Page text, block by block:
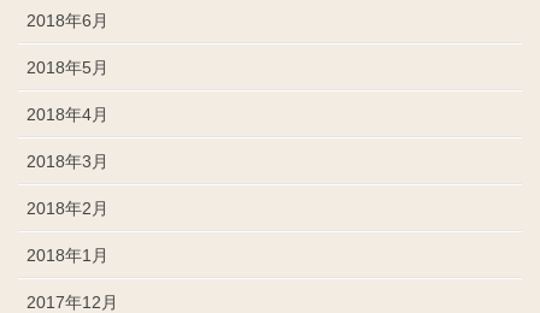
2018年6月
2018年5月
2018年4月
2018年3月
2018年2月
2018年1月
2017年12月